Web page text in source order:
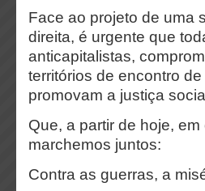
Face ao projeto de uma
direita, é urgente que
anticapitalistas,
territórios de encontro
promovam a justiça
Que, a partir de hoje,
marchemos juntos:
Contra as guerras, a